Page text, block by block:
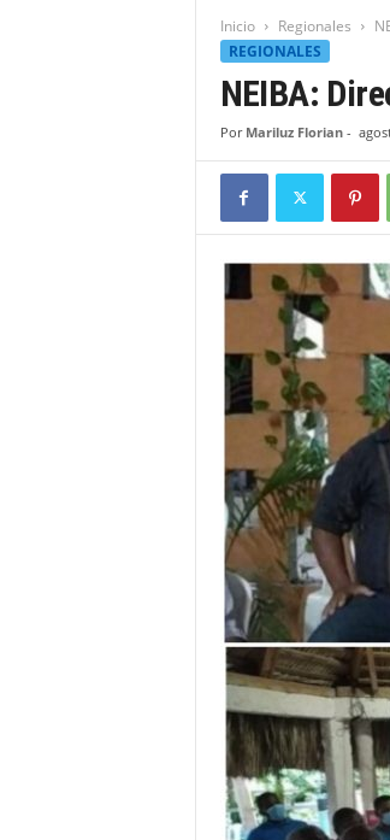
Inicio Regionales
REGIONALES
NEIBA:
Por Mariluz Florian-